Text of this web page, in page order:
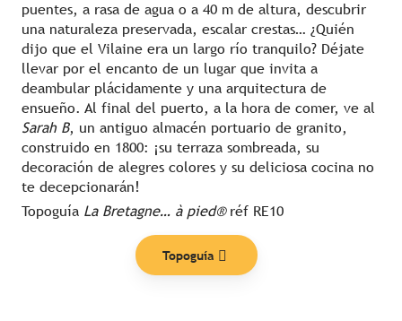
puentes, a rasa de agua o a 40 m de altura, descubrir
una naturaleza preservada, escalar crestas… ¿Quién
dijo que el Vilaine era un largo río tranquilo? Déjate
llevar por el encanto de un lugar que invita a
deambular plácidamente y una arquitectura de
ensueño. Al final del puerto, a la hora de comer, ve al
Sarah B, un antiguo almacén portuario de granito,
construido en 1800: ¡su terraza sombreada, su
decoración de alegres colores y su deliciosa cocina no
te decepcionarán!
Topoguía La Bretagne… à pied®réf RE10
Topoguía